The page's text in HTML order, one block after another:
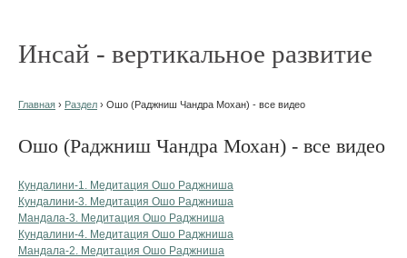
Инсай - вертикальное развитие
Главная › Раздел › Ошо (Раджниш Чандра Мохан) - все видео
Ошо (Раджниш Чандра Мохан) - все видео
Кундалини-1. Медитация Ошо Раджниша
Кундалини-3. Медитация Ошо Раджниша
Мандала-3. Медитация Ошо Раджниша
Кундалини-4. Медитация Ошо Раджниша
Мандала-2. Медитация Ошо Раджниша